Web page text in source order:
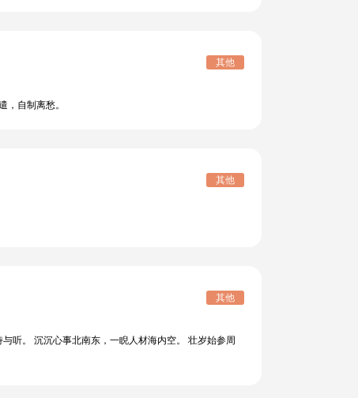
其他
自制离愁。
其他
其他
听。 沉沉心事北南东，一睨人材海内空。 壮岁始参周